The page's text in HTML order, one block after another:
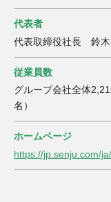
代表者
代表取締役社長 鈴
従業員数
グループ会社全体
名）
ホームページ
https://jp.senju.com/ja/